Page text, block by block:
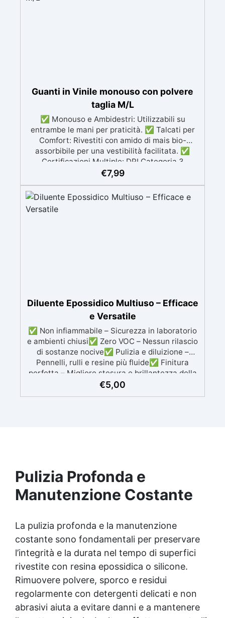
Guanti in Vinile monouso con polvere
taglia M/L
✅ Monouso e Ambidestri: Utilizzabili su
entrambe le mani per praticità. ✅ Talcati per
Comfort: Rivestiti con amido di mais bio-
assorbibile per una vestibilità facilitata. ✅
Certificazioni Multiple: DPI Categoria 3
(Regolamento EU 2016/425), Dispositivo
2017/745). ✅ Sicuri per Alimenti (MOCA):
Idonei al contatto alimentare secondo le
normative UE e italiane. ✅ Confezione Pratica:
€7,99
Diluente Epossidico Multiuso – Efficace
e Versatile
✅ Non infiammabile – Sicurezza in laboratorio
e ambienti chiusi✅ Zero VOC – Nessun rilascio
di sostanze nocive✅ Pulizia e diluizione –
Pennelli, rulli e resine più fluide✅ Finitura
perfetta – Migliore stesura e brillantezza della
resina
€5,00
Pulizia Profonda e
Manutenzione Costante
La pulizia profonda e la manutenzione
costante sono fondamentali per preservare
l’integrità e la durata nel tempo di superfici
rivestite con resina epossidica o silicone.
Rimuovere polvere, sporco e residui
regolarmente con detergenti delicati e non
abrasivi aiuta a evitare danni e a mantenere